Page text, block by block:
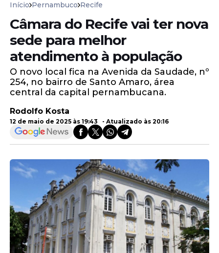
Início Pernambuco Recife
Câmara do Recife vai ter nova
sede para melhor
atendimento à população
O novo local fica na Avenida da Saudade, nº
254, no bairro de Santo Amaro, área
central da capital pernambucana.
Rodolfo Kosta
12 de maio de 2025 às 19:43 - Atualizado às 20:16